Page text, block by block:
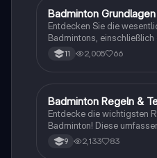
verbessern möchten.
Sport
Badminton
Entdecken Sie die
Badmintons, einschließlich
biomechanischen
Zählweise. Diese
Spielfelds. Ideal für
Prüfungen vorbereiten
11 2,005 66
Sport
Badminton Regeln &
Entdecke die wichtigsten
Badminton! Diese
behandelt
Zählweise und
9 2,133 83